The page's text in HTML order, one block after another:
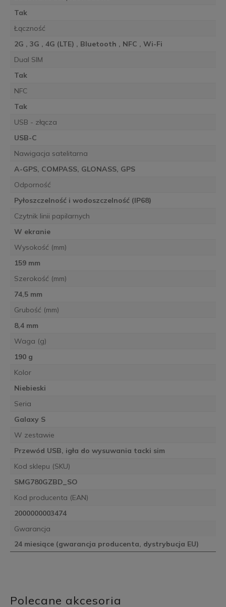
Tak
Łączność
2G , 3G , 4G (LTE) , Bluetooth , NFC , Wi-Fi
Dual SIM
Tak
NFC
Tak
USB - złącza
USB-C
Nawigacja satelitarna
A-GPS, COMPASS, GLONASS, GPS
Odporność
Pyłoszczelność i wodoszczelność (IP68)
Czytnik linii papilarnych
W ekranie
Wysokość (mm)
159 mm
Szerokość (mm)
74,5 mm
Grubość (mm)
8,4 mm
Waga (g)
190 g
Kolor
Niebieski
Seria
Galaxy S
W zestawie
Przewód USB, igła do wysuwania tacki sim
Kod sklepu (SKU)
SMG780GZBD_SO
Kod producenta (EAN)
2000000003474
Gwarancja
24 miesiące (gwarancja producenta, dystrybucja EU)
Polecane akcesoria